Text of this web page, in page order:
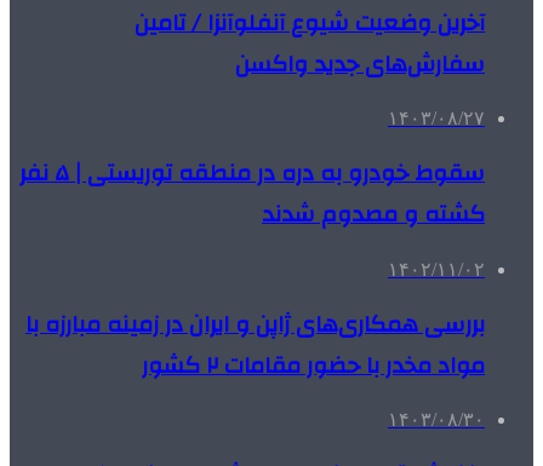
آخرین وضعیت شیوع آنفلوآنزا / تامین
سفارش‌های جدید واکسن‌
۱۴۰۳/۰۸/۲۷
سقوط خودرو به دره در منطقه توریستی | ۵ نفر
کشته و مصدوم شدند
۱۴۰۲/۱۱/۰۲
بررسی همکاری‌های ژاپن و ایران در زمینه مبارزه با
مواد مخدر با حضور مقامات ۲ کشور
۱۴۰۳/۰۸/۳۰